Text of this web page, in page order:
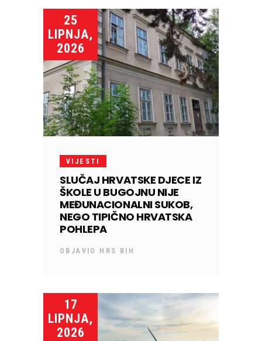
25
LIPNJA,
2026
VIJESTI
SLUČAJ HRVATSKE DJECE IZ
ŠKOLE U BUGOJNU NIJE
MEĐUNACIONALNI SUKOB,
NEGO TIPIČNO HRVATSKA
POHLEPA
OBJAVIO HRS BIH
17
LIPNJA,
2026